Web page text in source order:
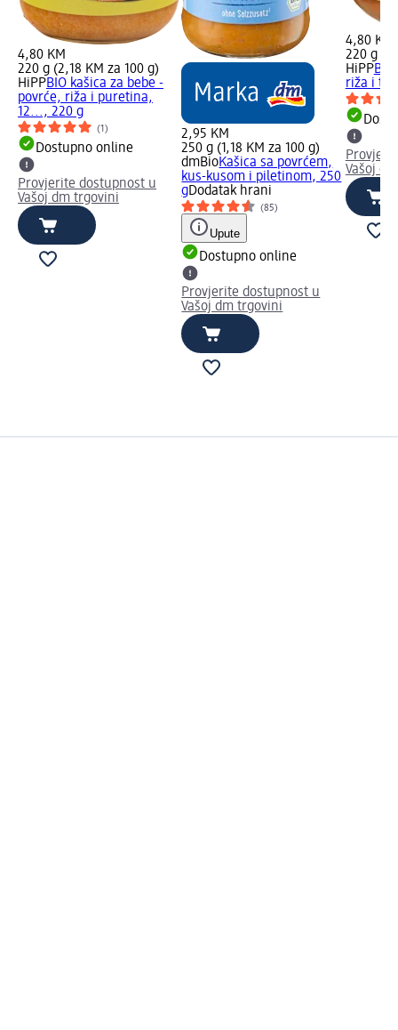
4,80 KM
220 g (2,18 KM za 100 g)
HiPPBIO kašica za bebe -
povrće, riža i puretina,
12..., 220 g
(1)
Dostupno online
Provjerite dostupnost u
Vašoj dm trgovini
2,95 KM
250 g (1,18 KM za 100 g)
dmBioKašica sa povrćem,
kus-kusom i piletinom, 250
gDodatak hrani
(85)
Upute
Dostupno online
Provjerite dostupnost u
Vašoj dm trgovini
4,80 KM
220 g
HiPP
riža i
Vašoj